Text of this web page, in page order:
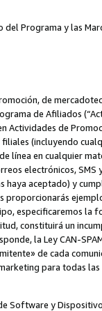
del Programa y las
de
de Afiliados
Actividades de
(incluyendo
línea en cualquier
electrónicos,
aceptado) y
proporcionarás
especificaremos
constituirá un
la Ley CAN-
de cada
para todas
Software y